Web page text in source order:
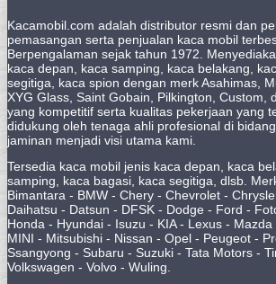
Kacamobil.com adalah distributor resmi dan
pemasangan serta penjualan kaca mobil
Berpengalaman sejak tahun 1972.
kaca depan, kaca samping, kaca belakang,
segitiga, kaca spion dengan merk Asahimas,
XYG Glass, Saint Gobain, Pilkington, Custom,
yang kompetitif serta kualitas pekerjaan yang
didukung oleh tenaga ahli profesional di
jaminan menjadi visi utama kami.
Tersedia kaca mobil jenis kaca depan, kaca
samping, kaca bagasi, kaca segitiga, dlsb.
Bimantara - BMW - Chery - Chevrolet -
Daihatsu - Datsun - DFSK - Dodge - Ford -
Honda - Hyundai - Isuzu - KIA - Lexus -
MINI - Mitsubishi - Nissan - Opel - Peugeot -
Ssangyong - Subaru - Suzuki - Tata Motors -
Volkswagen - Volvo - Wuling.